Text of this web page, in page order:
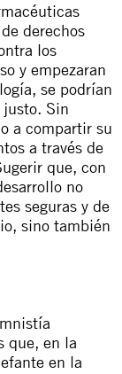
derechos
los
y empezaran
se podrían
justo. Sin
a compartir su
a través de
que, con
no
seguras y de
sino también
que, en la
en la